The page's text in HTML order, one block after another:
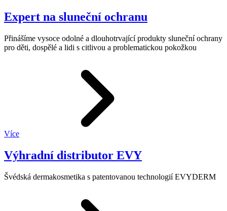
Expert na sluneční ochranu
Přinášíme vysoce odolné a dlouhotrvající produkty sluneční ochrany
pro děti, dospělé a lidi s citlivou a problematickou pokožkou
Více
Výhradní distributor EVY
Švédská dermakosmetika s patentovanou technologií EVYDERM